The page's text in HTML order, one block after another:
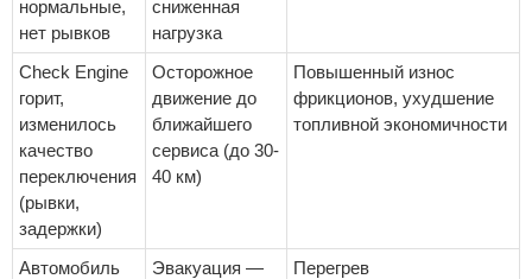
нормальные,
нет рывков
сниженная
нагрузка
Check Engine
горит,
изменилось
качество
переключения
(рывки,
задержки)
Осторожное
движение до
ближайшего
сервиса (до 30-
40 км)
Повышенный износ
фрикционов, ухудшение
топливной экономичности
Автомобиль
Эвакуация —
Перегрев